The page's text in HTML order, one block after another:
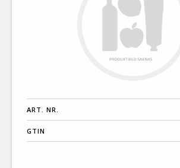
ART. NR.
GTIN